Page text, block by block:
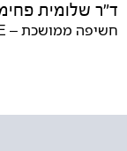
ד״ר שלומית
חשיפה ממושכת – PE